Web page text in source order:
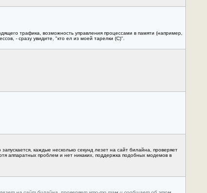
трафика, возможность управления процессами в памяти (например,
- сразу увидите, "кто ел из моей тарелки (С)".
каждые несколько секунд лезет на сайт билайна, проверяет
аппаратных проблем и нет никаких, поддержка подобных модемов в